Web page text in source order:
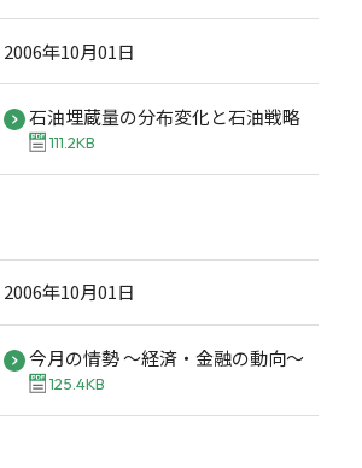
2006年10月01日
石油埋蔵量の分布変化と石油戦略
111.2KB
2006年10月01日
今月の情勢 ～経済・金融の動向～
125.4KB